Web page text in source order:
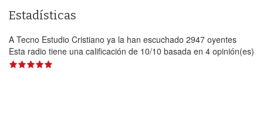
Estadísticas
A Tecno Estudio Cristiano ya la han escuchado 2947 oyentes
Esta radio tiene una calificación de 10/10 basada en 4 opinión(es)